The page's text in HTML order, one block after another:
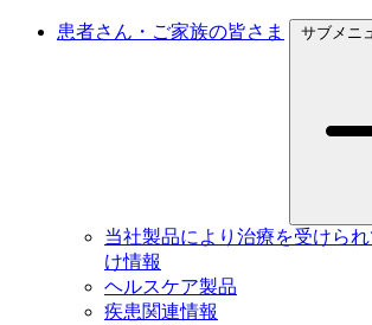
患者さん・ご家族の皆さま サブメニ
当社製品により治療を受けら
け情報
ヘルスケア製品
疾患関連情報